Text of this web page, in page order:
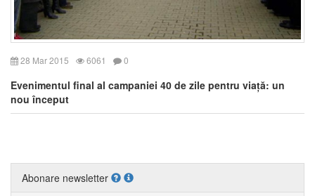
28 Mar 2015 6061 0
Evenimentul final al campaniei 40 de zile pentru viață: un
nou început
Abonare newsletter